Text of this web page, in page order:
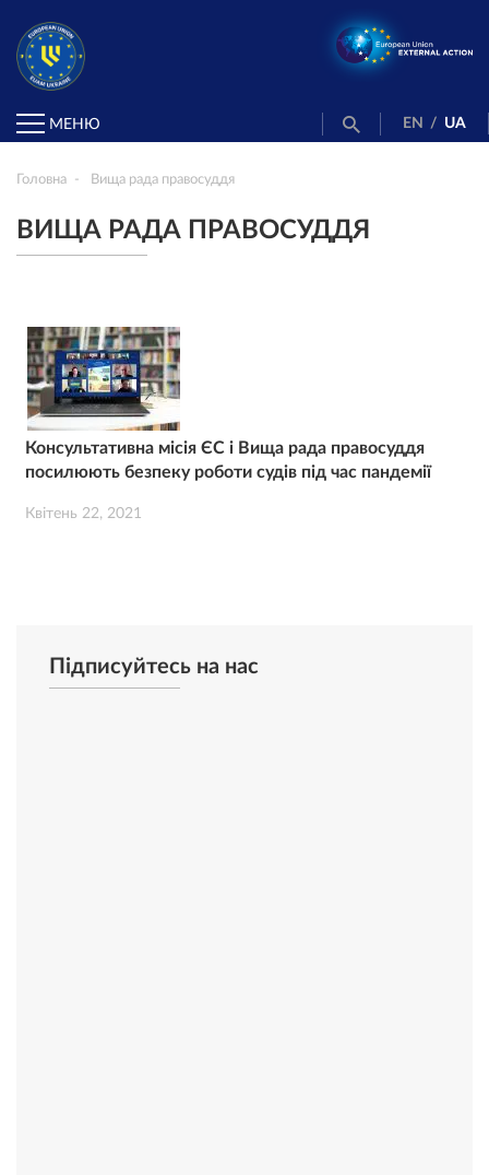
МЕНЮ EN / UA
Головна Вища рада правосуддя
ВИЩА РАДА ПРАВОСУДДЯ
Консультативна місія ЄС і Вища рада правосуддя
посилюють безпеку роботи судів під час пандемії
Квітень 22, 2021
Підписуйтесь на нас